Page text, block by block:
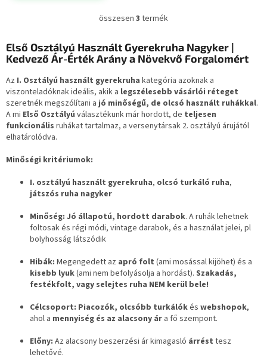
L
s
t
i
r
á
n
y
e
m
e
összesen 3 termék
Első Osztályú Használt Gyerekruha Nagyker |
Kedvező Ár-Érték Arány a Növekvő Forgalomért
Az I. Osztályú használt gyerekruha kategória azoknak a
viszonteladóknak ideális, akik a legszélesebb vásárlói réteget
szeretnék megszólítani ajó minőségű, de olcsó használt ruhákkal.
A mi Első Osztályú választékunk már hordott, de teljesen
funkcionális ruhákat tartalmaz, a versenytársak 2. osztályú árujától
elhatárolódva.
Minőségi kritériumok:
I. osztályú használt gyerekruha, olcsó turkáló ruha,
játszós ruha nagyker
Minőség: Jó állapotú, hordott darabok. A ruhák lehetnek
foltosak és régi módi, vintage darabok, és a használat jelei, pl
bolyhosság látszódik
Hibák: Megengedett az apró folt (ami mosással kijöhet) és a
kisebb lyuk(ami nem befolyásolja a hordást). Szakadás,
festékfolt, vagy selejtes ruha NEM kerül bele!
Célcsoport: Piacozók, olcsóbb turkálókés webshopok,
ahol a mennyiség és az alacsony ár a fő szempont.
Előny: Az alacsony beszerzési ár kimagasló árrést tesz
lehetővé.